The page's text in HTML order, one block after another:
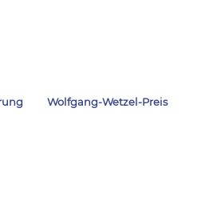
Wolfgang-Wetzel-Preis